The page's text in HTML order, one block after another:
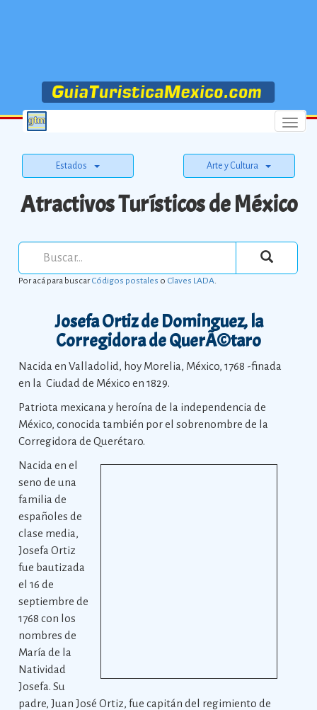
Menu
Estados Arte y Cultura
Atractivos Turísticos de México
Por acá para buscarCódigos postales o Claves LADA.
Josefa Ortiz de Dominguez, la
Corregidora de QuerÃ©taro
Nacida en Valladolid, hoy Morelia, México, 1768 -finada
en la Ciudad de México en 1829.
Patriota mexicana y heroína de la independencia de
México, conocida también por el sobrenombre de la
Corregidora de Querétaro.
Nacida en el
seno de una
familia de
españoles de
clase media,
Josefa Ortiz
fue bautizada
el 16 de
septiembre de
1768 con los
nombres de
María de la
Natividad
Josefa. Su
padre, Juan José Ortiz, fue capitán del regimiento de